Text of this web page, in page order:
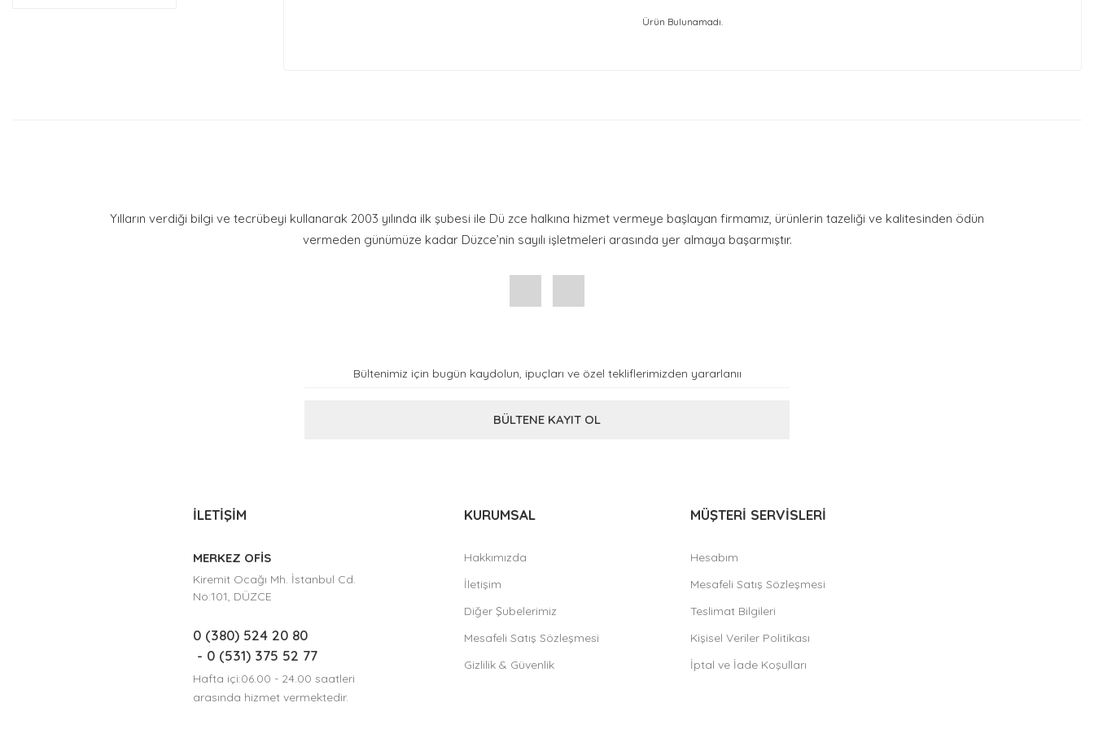
Ürün Bulunamadı.
Yılların verdiği bilgi ve tecrübeyi kullanarak 2003 yılında ilk şubesi ile Dü zce halkına hizmet vermeye başlayan firmamız, ürünlerin tazeliği ve kalitesinden ödün
vermeden günümüze kadar Düzce’nin sayılı işletmeleri arasında yer almaya başarmıştır.
BÜLTENE KAYIT OL
İLETİŞİM
MERKEZ OFİS
Kiremit Ocağı Mh. İstanbul Cd.
No:101, DÜZCE
0 (380) 524 20 80
- 0 (531) 375 52 77
Hafta içi:06.00 - 24.00 saatleri
arasında hizmet vermektedir.
KURUMSAL
Hakkımızda
İletişim
Diğer Şubelerimiz
Mesafeli Satış Sözleşmesi
Gizlilik & Güvenlik
MÜŞTERİ SERVİSLERİ
Hesabım
Mesafeli Satış Sözleşmesi
Teslimat Bilgileri
Kişisel Veriler Politikası
İptal ve İade Koşulları